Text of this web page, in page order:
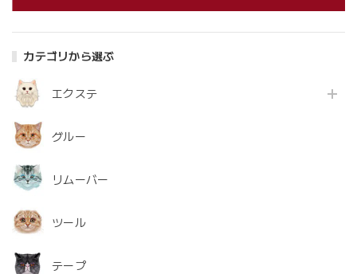
カテゴリから選ぶ
エクステ
グルー
リムーバー
ツール
テープ